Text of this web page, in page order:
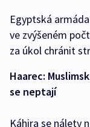
Egyptská
ve zvýšeném
za úkol chránit
Haarec:
se neptají
Káhira se nálety